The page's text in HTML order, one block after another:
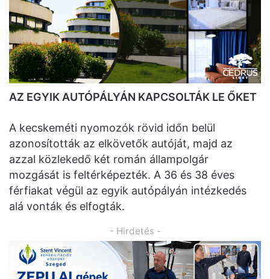
AZ EGYIK AUTÓPÁLYÁN KAPCSOLTÁK LE ŐKET
A kecskeméti nyomozók rövid időn belül
azonosították az elkövetők autóját, majd az
azzal közlekedő két román állampolgár
mozgását is feltérképezték. A 36 és 38 éves
férfiakat végül az egyik autópályán intézkedés
alá vonták és elfogták.
- Hirdetés -